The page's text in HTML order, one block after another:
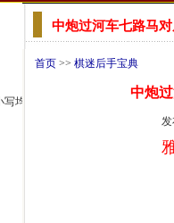
中炮过河车七路马
首页 >> 棋迷后手宝典
中炮
发